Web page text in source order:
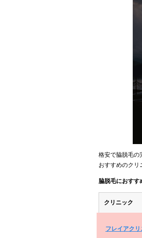
格安で脇脱毛の
おすすめのクリ
脇脱毛におすす
クリニック
フレイアクリ